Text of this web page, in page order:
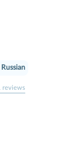
Russian
reviews